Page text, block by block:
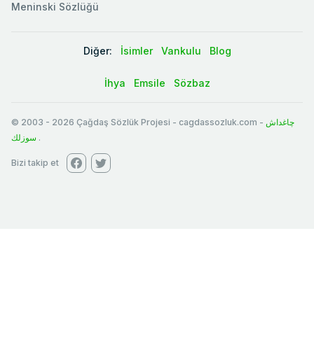
Meninski Sözlüğü
Diğer: İsimler Vankulu Blog
İhya Emsile Sözbaz
© 2003 - 2026 Çağdaş Sözlük Projesi - cagdassozluk.com - چاغداش
سوزلك .
Bizi takip et